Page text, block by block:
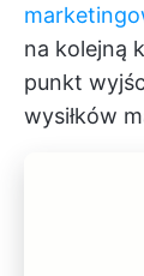
na kolejną
punkt
wysiłków